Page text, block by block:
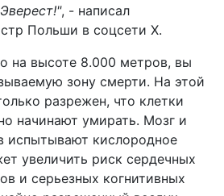
, - написал
Польши в соцсети X.
на высоте 8.000 метров, вы
зону смерти. На этой
разрежен, что клетки
начинают умирать. Мозг и
испытывают кислородное
увеличить риск сердечных
и серьезных когнитивных